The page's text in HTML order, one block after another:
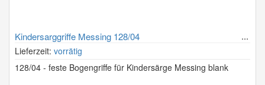
Kindersarggriffe Messing 128/04
Lieferzeit: vorrätig
128/04 - feste Bogengriffe für Kindersärge Messing blank